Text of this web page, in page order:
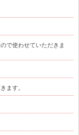
で使わせていただきま
ます。